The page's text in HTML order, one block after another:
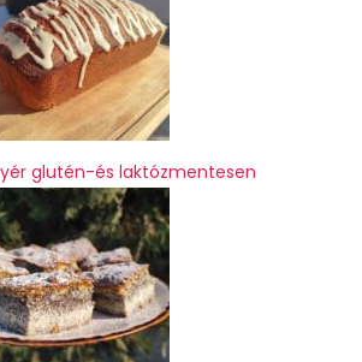
glutén-és laktózmentesen